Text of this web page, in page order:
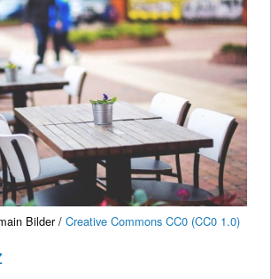
Bilder / Creative Commons CC0 (CC0 1.0)